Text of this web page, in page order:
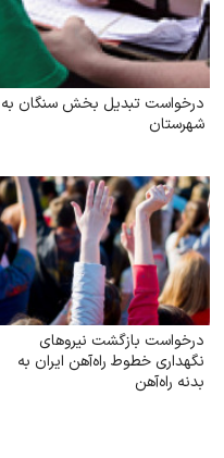
درخواست تبدیل بخش سنگان به
شهرستان
درخواست بازگشت نیروهای
نگهداری خطوط راه‌آهن ایران به
بدنه راه‌آهن